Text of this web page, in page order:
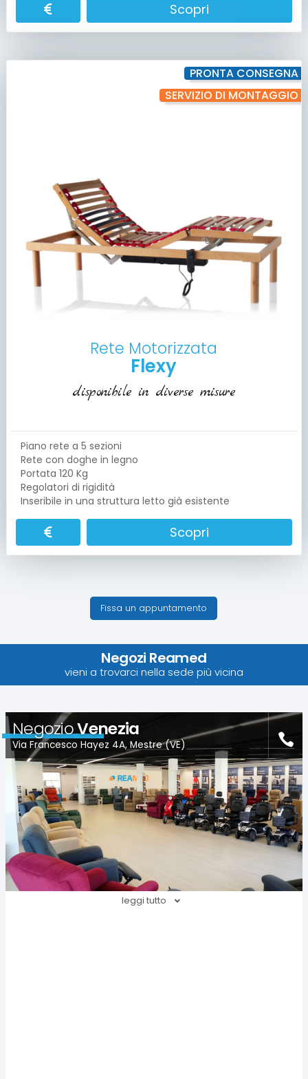
Scopri
PRONTA CONSEGNA
SERVIZIO DI MONTAGGIO
Rete Motorizzata
Flexy
disponibile in diverse misure
Piano rete a 5 sezioni
Rete con doghe in legno
Portata 120 Kg
Regolatori di rigidità
Inseribile in una struttura letto già esistente
Scopri
Fissa un appuntamento
Negozi Reamed
vieni a trovarci nella sede più vicina
NegozioVenezia
Via Francesco Hayez 4A, Mestre (VE)
leggi tutto